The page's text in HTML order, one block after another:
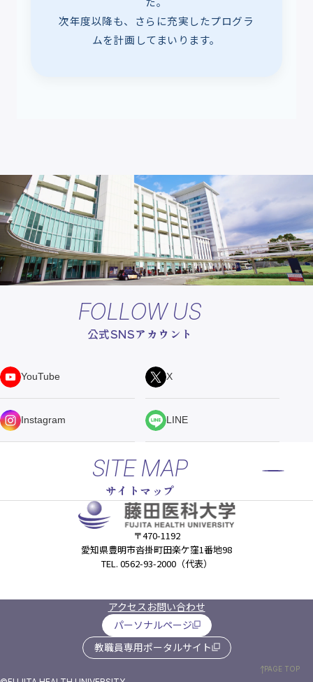
次年度以降も、さらに充実したプログラ
ムを計画してまいります。
FOLLOW US
公式SNSアカウント
YouTube X
Instagram LINE
SITE MAP
サイトマップ
〒470-1192
愛知県豊明市沓掛町田楽ケ窪1番地98
TEL. 0562-93-2000（代表）
アクセス お問い合わせ
パーソナルページ
教職員専用ポータルサイト
PAGE TOP